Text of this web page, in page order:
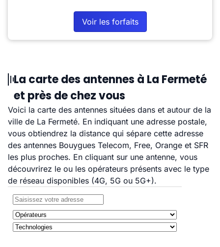
Voir les forfaits
La carte des antennes à La Fermeté
et près de chez vous
Voici la carte des antennes situées dans et autour de la
ville de La Fermeté. En indiquant une adresse postale,
vous obtiendrez la distance qui sépare cette adresse
des antennes Bouygues Telecom, Free, Orange et SFR
les plus proches. En cliquant sur une antenne, vous
découvrirez le ou les opérateurs présents avec le type
de réseau disponibles (4G, 5G ou 5G+).